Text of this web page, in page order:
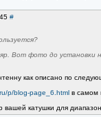
#
Вот фото до установки
как описано по
p/blog-page_6.html в самом
вашей катушки для